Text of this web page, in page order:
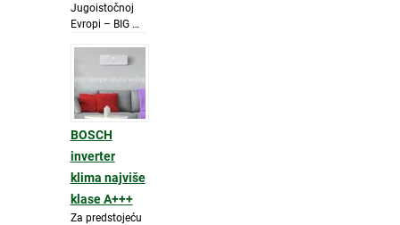
Jugoistočnoj
Evropi – BIG …
BOSCH
inverter
klima najviše
klase A+++
Za predstojeću